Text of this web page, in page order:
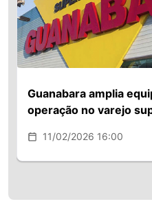
Guanabara amplia
operação no varejo
11/02/2026 16:00